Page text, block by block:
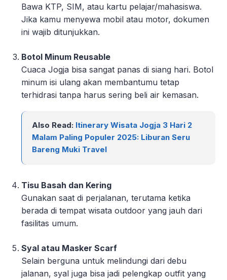
Bawa KTP, SIM, atau kartu pelajar/mahasiswa.
Jika kamu menyewa mobil atau motor, dokumen
ini wajib ditunjukkan.
Botol Minum Reusable
Cuaca Jogja bisa sangat panas di siang hari. Botol
minum isi ulang akan membantumu tetap
terhidrasi tanpa harus sering beli air kemasan.
Also Read: Itinerary Wisata Jogja 3 Hari 2
Malam Paling Populer 2025: Liburan Seru
Bareng Muki Travel
Tisu Basah dan Kering
Gunakan saat di perjalanan, terutama ketika
berada di tempat wisata outdoor yang jauh dari
fasilitas umum.
Syal atau Masker Scarf
Selain berguna untuk melindungi dari debu
jalanan, syal juga bisa jadi pelengkap outfit yang